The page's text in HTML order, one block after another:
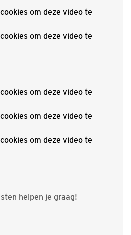
om deze video te
om deze video te
om deze video te
om deze video te
om deze video te
helpen je graag!